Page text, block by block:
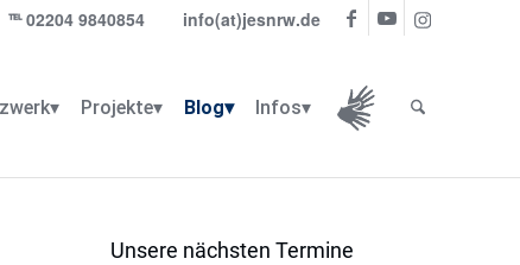
℡02204 9840854 info(at)jesnrw.de
Projekte Blog Infos
Infos für Gehörlose
Unsere nächsten Termine